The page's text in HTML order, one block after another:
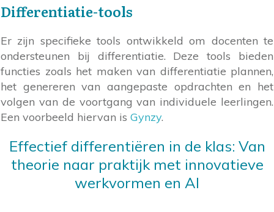
Differentiatie-tools
Er zijn specifieke tools ontwikkeld om docenten te
ondersteunen bij differentiatie. Deze tools bieden
functies zoals het maken van differentiatie plannen,
het genereren van aangepaste opdrachten en het
volgen van de voortgang van individuele leerlingen.
Een voorbeeld hiervan is Gynzy.
Effectief differentiëren in de klas: Van
theorie naar praktijk met innovatieve
werkvormen en AI